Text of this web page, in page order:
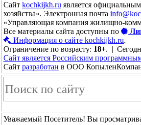
Сайт kochkijkh.ru является
хозяйства». Электронная почта
«Управляющая компания жилищно-
Все материалы сайта доступны по
Информация о сайте kochkijkh.ru.
Ограничение по возрасту: 18+. |
Сайт является Российским
Сайт разработан в ООО
Уважаемый Посетитель! Вы